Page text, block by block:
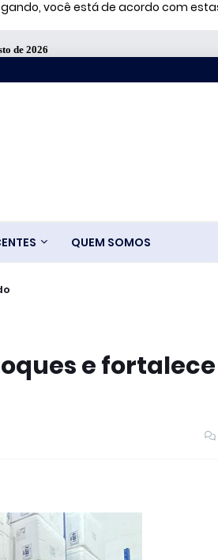
você está de acordo com
de 2026
QUEM SOMOS
e fortalece